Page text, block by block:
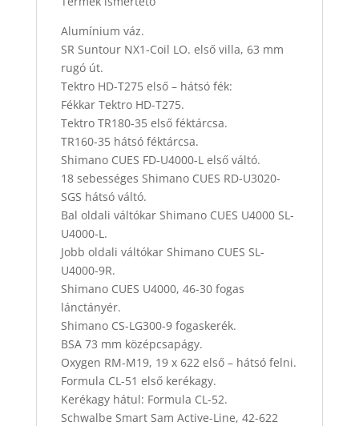
Alumínium váz.
SR Suntour NX1-Coil LO. első villa, 63 mm
rugó út.
Tektro HD-T275 első – hátsó fék:
Fékkar Tektro HD-T275.
Tektro TR180-35 első féktárcsa.
TR160-35 hátsó féktárcsa.
Shimano CUES FD-U4000-L első váltó.
18 sebességes Shimano CUES RD-U3020-
SGS hátsó váltó.
Bal oldali váltókar Shimano CUES U4000 SL-
U4000-L.
Jobb oldali váltókar Shimano CUES SL-
U4000-9R.
Shimano CUES U4000, 46-30 fogas
lánctányér.
Shimano CS-LG300-9 fogaskerék.
BSA 73 mm középcsapágy.
Oxygen RM-M19, 19 x 622 első – hátsó felni.
Formula CL-51 első kerékagy.
Kerékagy hátul: Formula CL-52.
Schwalbe Smart Sam Active-Line, 42-622